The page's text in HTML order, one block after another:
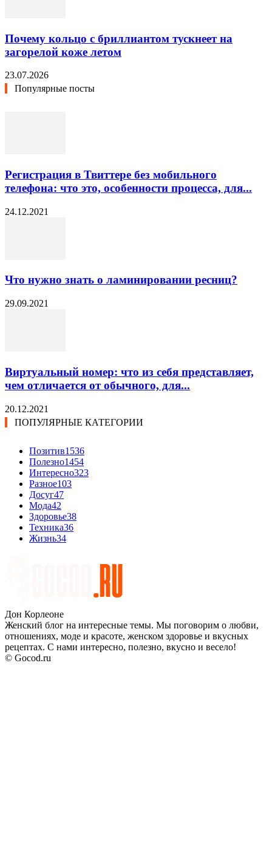
Почему кольцо с бриллиантом тускнеет на
загорелой коже летом
23.07.2026
Популярные посты
Регистрация в Твиттере без мобильного
телефона: что это, особенности процесса, для...
24.12.2021
Что нужно знать о ламинировании ресниц?
29.09.2021
Виртуальный номер: что из себя представляет,
чем отличается от обычного, для...
20.12.2021
ПОПУЛЯРНЫЕ КАТЕГОРИИ
Позитив1536
Полезно1454
Интересно323
Разное103
Досуг47
Мода42
Здоровье38
Техника36
Жизнь34
Дон Корлеоне
Женский блог на интересные темы. Мы поговорим о любви,
отношениях, моде и красоте, женском здоровье и вкусных
рецептах. С нами интересно, полезно, вкусно и весело!
© Gocod.ru